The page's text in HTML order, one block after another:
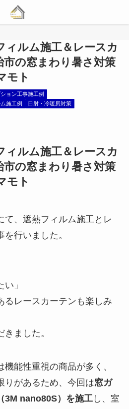
ィルム施工＆レースカ
市の窓まわり暑さ対策
モト
ョン工事施工例
施工例
日射・冷暖房対策
ィルム施工＆レースカ
市の窓まわり暑さ対策
モト
て、遮熱フィルム施工とレ
行いました。
」
るレースカーテンも楽しみ
ました。
能性重視の商品が多く、
りがあるため、今回は窓ガ
3M nano80S）を施工し、室